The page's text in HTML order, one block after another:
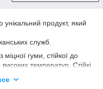
унікальний продукт, який
служб.
гуми, стійкої до
температур. Стійкі
Унікальний склад даного